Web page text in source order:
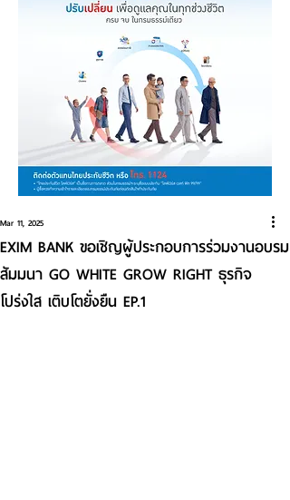
EXIM BANK ขอเชิญผู้ประกอบการร่วมงานอบรม
สัมมนา GO WHITE GROW RIGHT ธุรกิจ
โปร่งใส เติบโตยั่งยืน EP.1
Mar 11, 2025